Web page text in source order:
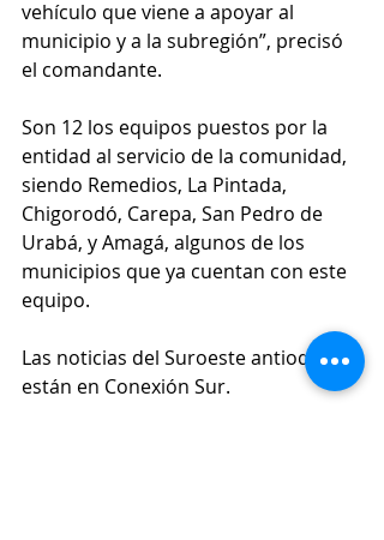
vehículo que viene a apoyar al
municipio y a la subregión”, precisó
el comandante.
Son 12 los equipos puestos por la
entidad al servicio de la comunidad,
siendo Remedios, La Pintada,
Chigorodó, Carepa, San Pedro de
Urabá, y Amagá, algunos de los
municipios que ya cuentan con este
equipo.
Las noticias del Suroeste antioqueño
están en Conexión Sur.